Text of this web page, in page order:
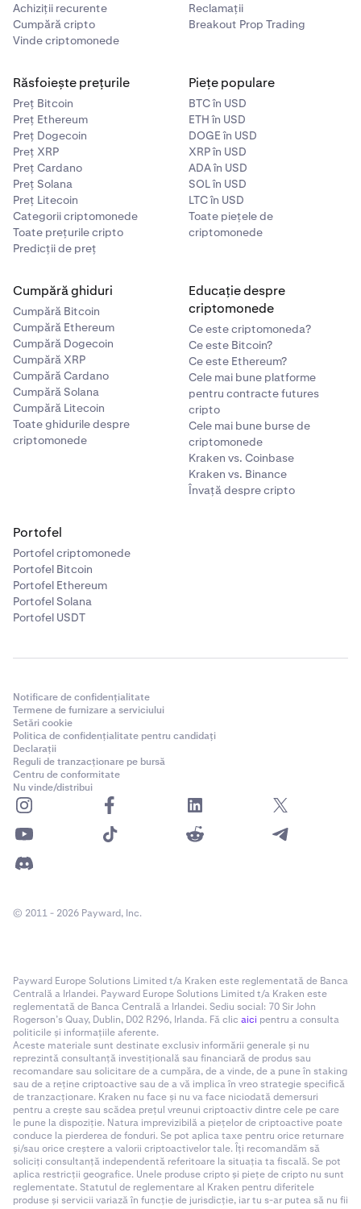
Achiziții recurente
Cumpără cripto
Vinde criptomonede
Reclamații
Breakout Prop Trading
Răsfoiește prețurile
Preț Bitcoin
Preț Ethereum
Preț Dogecoin
Preț XRP
Preț Cardano
Preț Solana
Preț Litecoin
Categorii criptomonede
Toate prețurile cripto
Predicții de preț
Piețe populare
BTC în USD
ETH în USD
DOGE în USD
XRP în USD
ADA în USD
SOL în USD
LTC în USD
Toate piețele de
criptomonede
Cumpără ghiduri
Cumpără Bitcoin
Cumpără Ethereum
Cumpără Dogecoin
Cumpără XRP
Cumpără Cardano
Cumpără Solana
Cumpără Litecoin
Toate ghidurile despre
criptomonede
Educație despre
criptomonede
Ce este criptomoneda?
Ce este Bitcoin?
Ce este Ethereum?
Cele mai bune platforme
pentru contracte futures
cripto
Cele mai bune burse de
criptomonede
Kraken vs. Coinbase
Kraken vs. Binance
Învață despre cripto
Portofel
Portofel criptomonede
Portofel Bitcoin
Portofel Ethereum
Portofel Solana
Portofel USDT
Notificare de confidențialitate
Termene de furnizare a serviciului
Setări cookie
Politica de confidențialitate pentru candidați
Declarații
Reguli de tranzacționare pe bursă
Centru de conformitate
Nu vinde/distribui
© 2011 - 2026 Payward, Inc.
Payward Europe Solutions Limited t/a Kraken este reglementată de Banca
Centrală a Irlandei. Payward Europe Solutions Limited t/a Kraken este
reglementată de Banca Centrală a Irlandei. Sediu social: 70 Sir John
Rogerson’s Quay, Dublin, D02 R296, Irlanda. Fă clic aici pentru a consulta
politicile și informațiile aferente.
Aceste materiale sunt destinate exclusiv informării generale și nu
reprezintă consultanță investițională sau financiară de produs sau
recomandare sau solicitare de a cumpăra, de a vinde, de a pune în staking
sau de a reține criptoactive sau de a vă implica în vreo strategie specifică
de tranzacționare. Kraken nu face și nu va face niciodată demersuri
pentru a crește sau scădea prețul vreunui criptoactiv dintre cele pe care
le pune la dispoziție. Natura imprevizibilă a piețelor de criptoactive poate
conduce la pierderea de fonduri. Se pot aplica taxe pentru orice returnare
și/sau orice creștere a valorii criptoactivelor tale. Îți recomandăm să
soliciți consultanță independentă referitoare la situația ta fiscală. Se pot
aplica restricții geografice. Unele produse cripto și piețe de cripto nu sunt
reglementate. Statutul de reglementare al Kraken pentru diferitele
produse și servicii variază în funcție de jurisdicție, iar tu s-ar putea să nu fii